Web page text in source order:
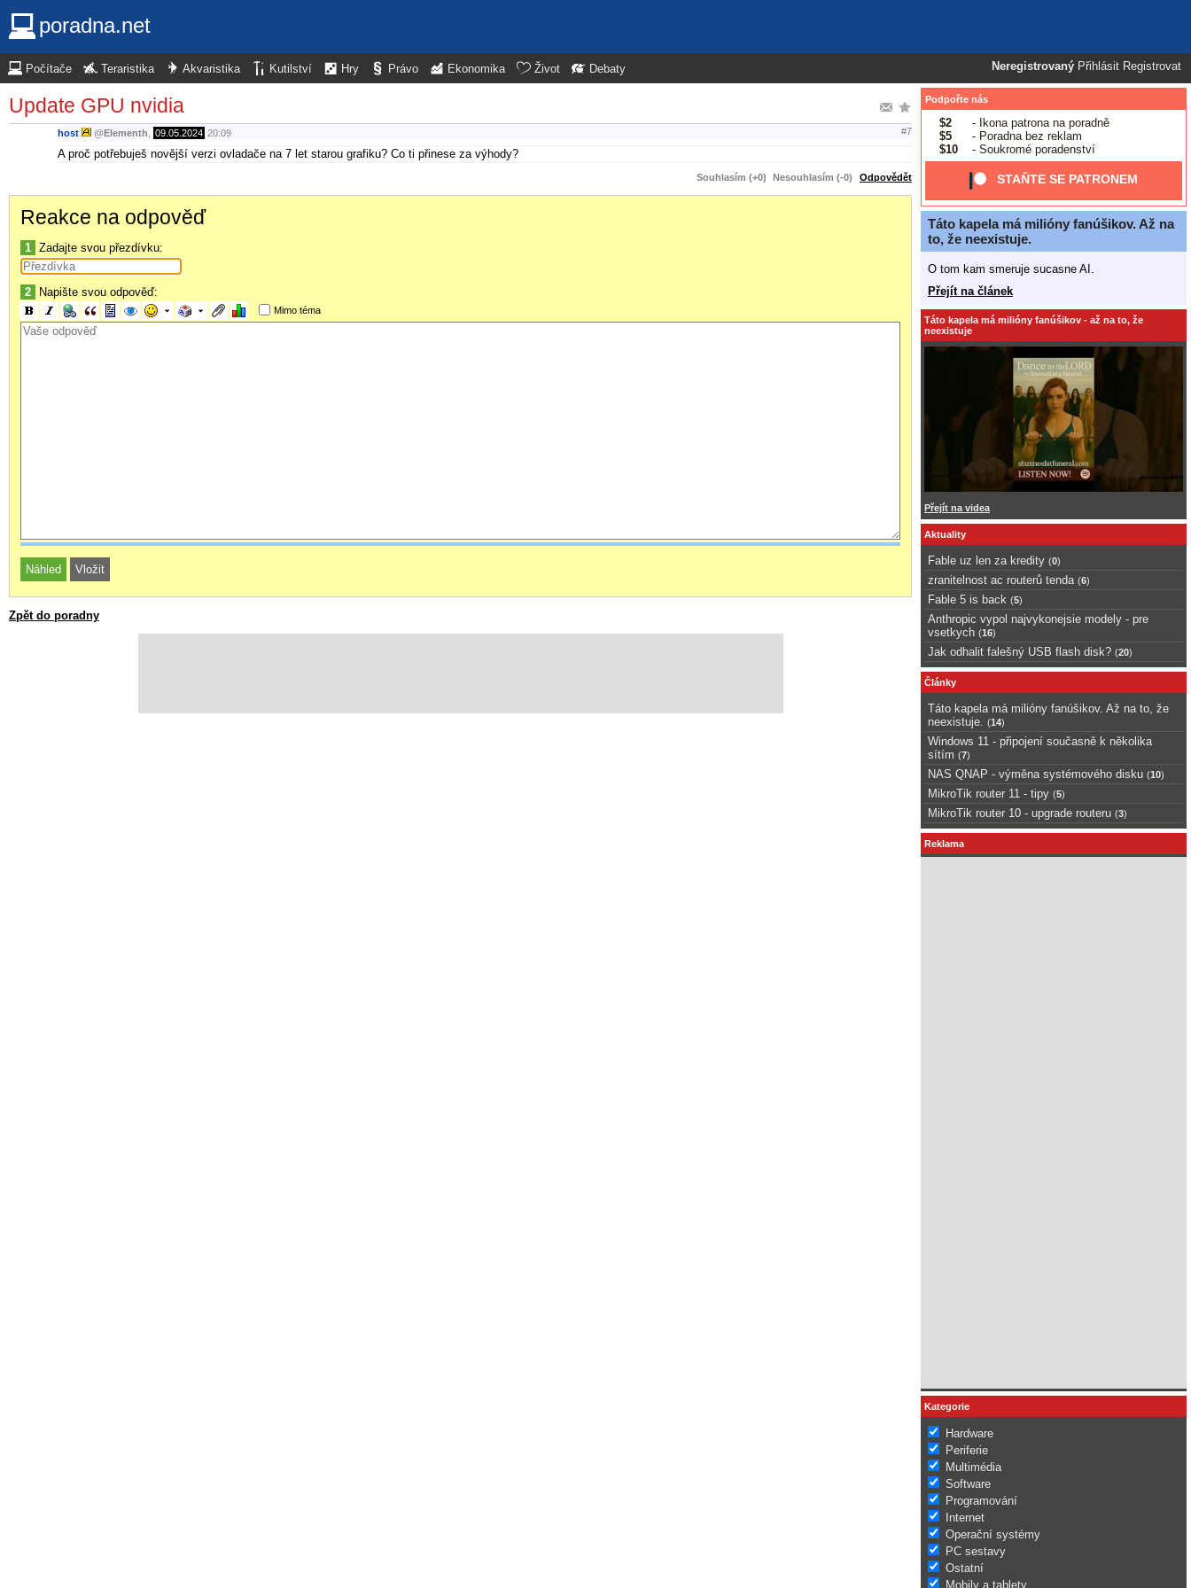
poradna.net
Neregistrovaný Přihlásit Registrovat
Počítače Teraristika Akvaristika Kutilství Hry Právo Ekonomika Život Debaty
Update GPU nvidia
host @Elementh 09.05.2024 20:09 #7
A proč potřebuješ novější verzi ovladače na 7 let starou grafiku? Co ti přinese za výhody?
Souhlasím (+0) Nesouhlasím (-0) Odpovědět
Reakce na odpověď
1 Zadajte svou přezdívku:
2 Napište svou odpověď:
Mimo téma
Zpět do poradny
Podpořte nás
$2
- Ikona patrona na poradně
$5
- Poradna bez reklam
$10
- Soukromé poradenství
STAŇTE SE PATRONEM
Táto kapela má milióny fanúšikov. Až na
to, že neexistuje.
O tom kam smeruje sucasne AI.
Přejít na článek
Táto kapela má milióny fanúšikov - až na to, že
neexistuje
Přejít na videa
Aktuality
Fable uz len za kredity (0)
zranitelnost ac routerů tenda (6)
Fable 5 is back (5)
Anthropic vypol najvykonejsie modely - pre
vsetkych (16)
Jak odhalit falešný USB flash disk? (20)
Články
Táto kapela má milióny fanúšikov. Až na to, že
neexistuje.
(14)
Windows 11 - připojení současně k několika
sítím (7)
NAS QNAP - výměna systémového disku (10)
MikroTik router 11 - tipy (5)
MikroTik router 10 - upgrade routeru (3)
Reklama
Kategorie
Hardware
Periferie
Multimédia
Software
Programování
Internet
Operační systémy
PC sestavy
Ostatní
Mobily a tablety